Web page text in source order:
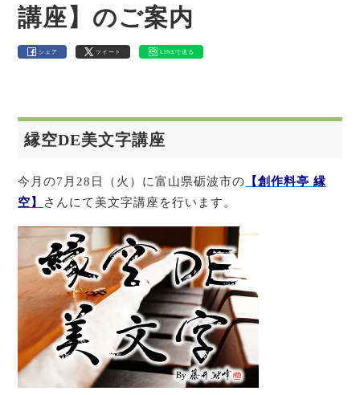
講座】のご案内
シェア ツイート LINEで送る
縁空DE美文字講座
今月の7月28日（火）に富山県砺波市の 【創作料亭 縁
空】
さんにて美文字講座を行います。